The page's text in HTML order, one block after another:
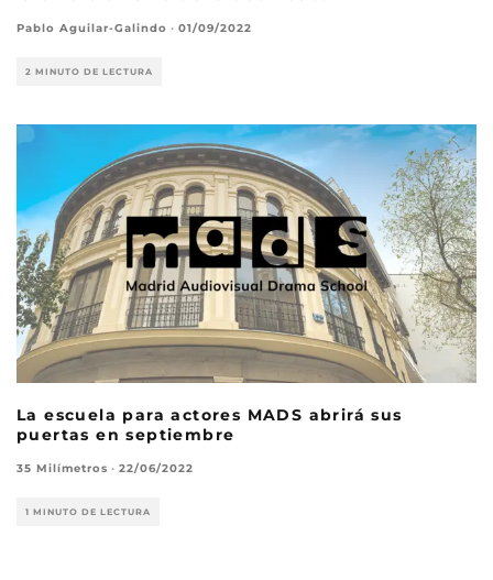
Pablo Aguilar-Galindo · 01/09/2022
2 MINUTO DE LECTURA
La escuela para actores MADS abrirá sus
puertas en septiembre
35 Milímetros · 22/06/2022
1 MINUTO DE LECTURA